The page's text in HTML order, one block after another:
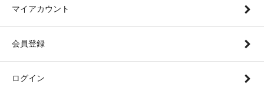
マイアカウント
会員登録
ログイン